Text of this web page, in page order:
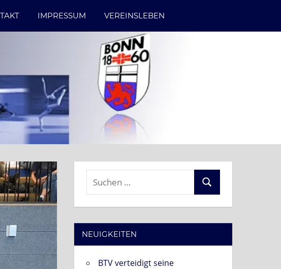
IMPRESSUM VEREINSLEBEN
Suchen
Suchen
NEUIGKEITEN
BTV verteidigt seine